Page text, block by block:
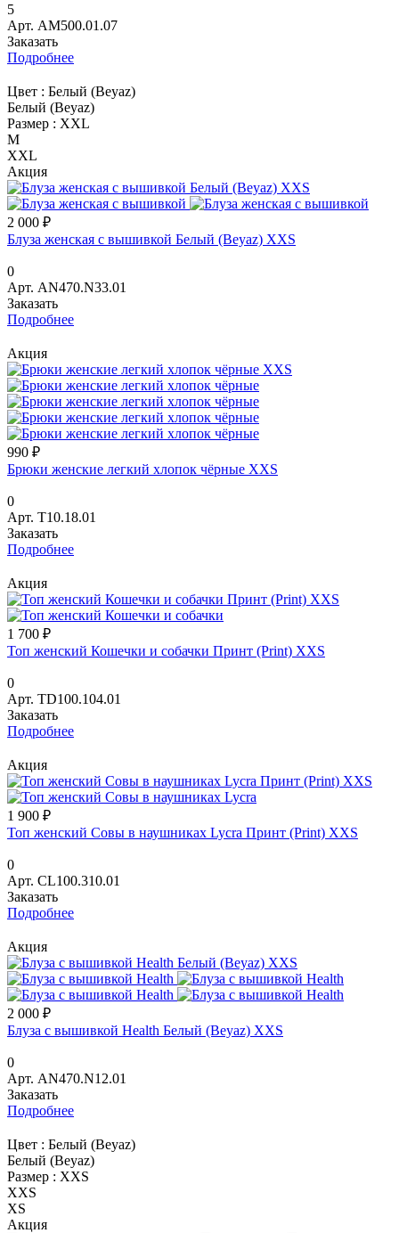
5
Арт. AM500.01.07
Заказать
Подробнее
Цвет : Белый (Beyaz)
Белый (Beyaz)
Размер : XXL
M
XXL
Акция
2 000 ₽
Блуза женская с вышивкой Белый (Beyaz) XXS
0
Арт. AN470.N33.01
Заказать
Подробнее
Акция
990 ₽
Брюки женские легкий хлопок чёрные XXS
0
Арт. T10.18.01
Заказать
Подробнее
Акция
1 700 ₽
Топ женский Кошечки и собачки Принт (Print) XXS
0
Арт. TD100.104.01
Заказать
Подробнее
Акция
1 900 ₽
Топ женский Совы в наушниках Lycra Принт (Print) XXS
0
Арт. CL100.310.01
Заказать
Подробнее
Акция
2 000 ₽
Блуза с вышивкой Health Белый (Beyaz) XXS
0
Арт. AN470.N12.01
Заказать
Подробнее
Цвет : Белый (Beyaz)
Белый (Beyaz)
Размер : XXS
XXS
XS
Акция